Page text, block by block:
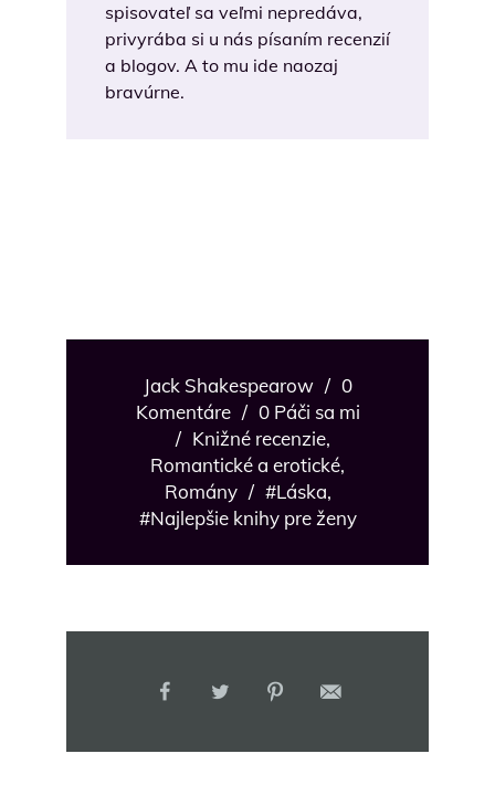
spisovateľ sa veľmi nepredáva,
privyrába si u nás písaním recenzií
a blogov. A to mu ide naozaj
bravúrne.
Jack Shakespearow / 0
Komentáre / 0 Páči sa mi
/ Knižné recenzie,
Romantické a erotické,
Romány / #Láska,
#Najlepšie knihy pre ženy